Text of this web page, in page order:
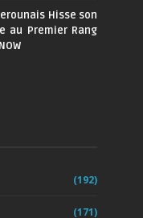
Hisse son
au Premier Rang
(192)
(171)